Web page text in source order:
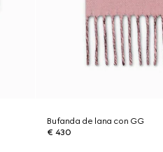
Bufanda de lana con GG
€ 430